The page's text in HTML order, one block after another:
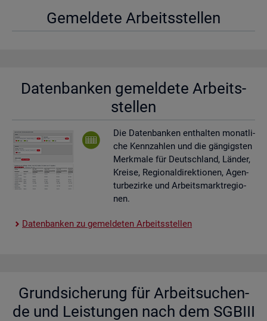
Ge­mel­de­te Ar­beits­stel­len
Da­ten­ban­ken ge­mel­de­te Ar­beits­
stel­len
Die Da­ten­ban­ken ent­hal­ten mo­nat­li­
che Kenn­zah­len und die gän­gigs­ten
Merk­ma­le für Deutsch­land, Län­der,
Krei­se, Re­gio­nal­di­rek­tio­nen, Agen­
tur­be­zir­ke und Ar­beits­markt­re­gio­
nen.
Da­ten­ban­ken zu ge­mel­de­ten Ar­beits­stel­len
Grund­si­che­rung für Ar­beit­su­chen­
de und Leis­tun­gen nach dem SGBIII